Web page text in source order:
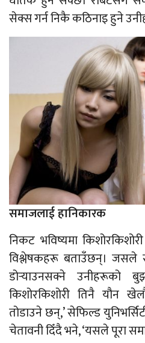
सेक्स गर्न निकै कठिनाइ हुने
समाजलाई हानिकारक
निकट भविष्यमा
विश्लेषकहरू बताउँछन्। जसले
डोर्‍याउनसक्ने उनीहरूको
किशोरकिशोरी तिनै यौन
तोडाउने छन्,’ सेफिल्ड
चेतावनी दिँदै भने, ‘यसले पूरा